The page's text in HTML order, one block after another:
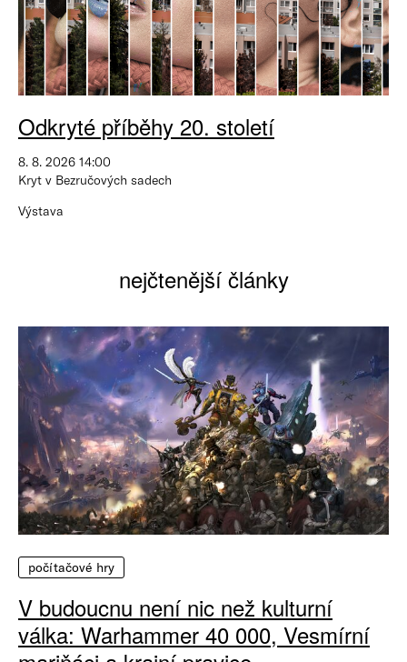
Odkryté příběhy 20. století
8. 8. 2026 14:00
Kryt v Bezručových sadech
Výstava
nejčtenější články
počítačové hry
V budoucnu není nic než kulturní
válka: Warhammer 40 000, Vesmírní